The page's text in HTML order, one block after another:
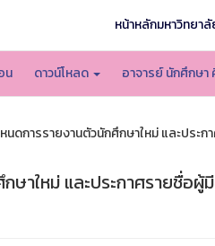
หน้าหลักมหาวิทยาลั
น ดาวน์โหลด อาจารย์ นักศึกษา
นดการรายงานตัวนักศึกษาใหม่ และปร
ษาใหม่ และประกาศรายชื่อ